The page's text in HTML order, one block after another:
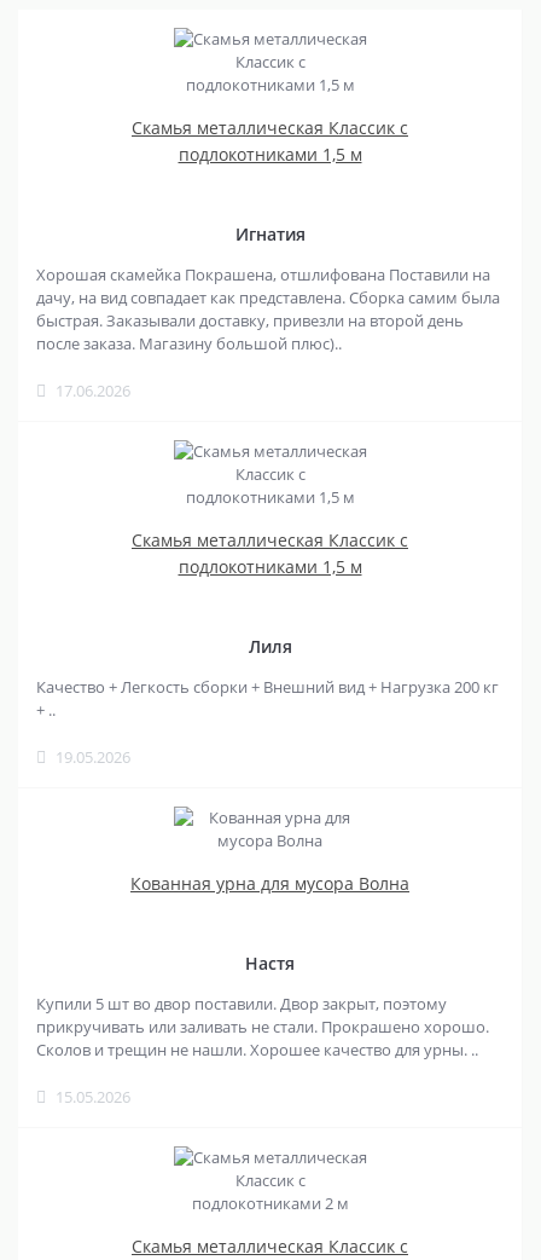
Скамья металлическая Классик с
подлокотниками 1,5 м
Игнатия
Хорошая скамейка Покрашена, отшлифована Поставили на
дачу, на вид совпадает как представлена. Сборка самим была
быстрая. Заказывали доставку, привезли на второй день
после заказа. Магазину большой плюс)..
17.06.2026
Скамья металлическая Классик с
подлокотниками 1,5 м
Лиля
Качество + Легкость сборки + Внешний вид + Нагрузка 200 кг
+ ..
19.05.2026
Кованная урна для мусора Волна
Настя
Купили 5 шт во двор поставили. Двор закрыт, поэтому
прикручивать или заливать не стали. Прокрашено хорошо.
Сколов и трещин не нашли. Хорошее качество для урны. ..
15.05.2026
Скамья металлическая Классик с